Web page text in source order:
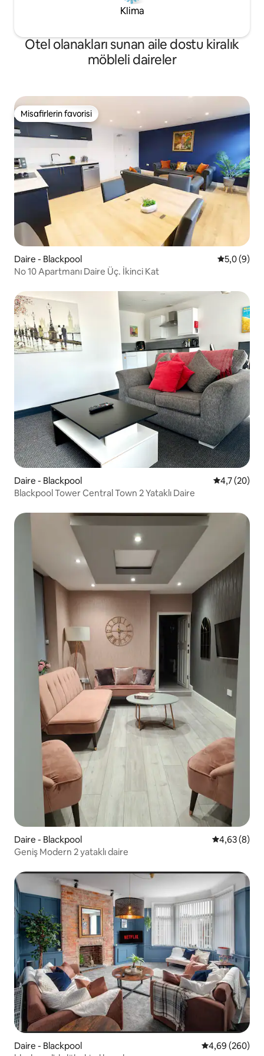
Klima
Otel olanakları sunan aile dostu kiralık
möbleli daireler
Misafirlerin favorisi
Misafirlerin favorisi
Daire - Blackpool 55,0 (9)
No 10 Apartmanı Daire Üç. İkinci Kat
Daire - Blackpool 5 üzerinden
4,7 (20)
Blackpool Tower Central Town 2 Yataklı Daire
Daire - Blackpool 5 üzerinden
4,63 (8)
Geniş Modern 2 yataklı daire
Daire - Blackpool 5 üzerinden
4,69 (260)